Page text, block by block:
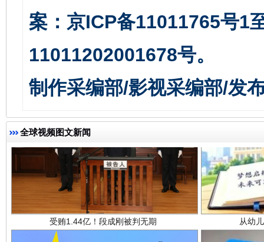
案：京ICP备11011765号1
11011202001678号。
制作采编部/影视采编部/发
全球视频图文新闻